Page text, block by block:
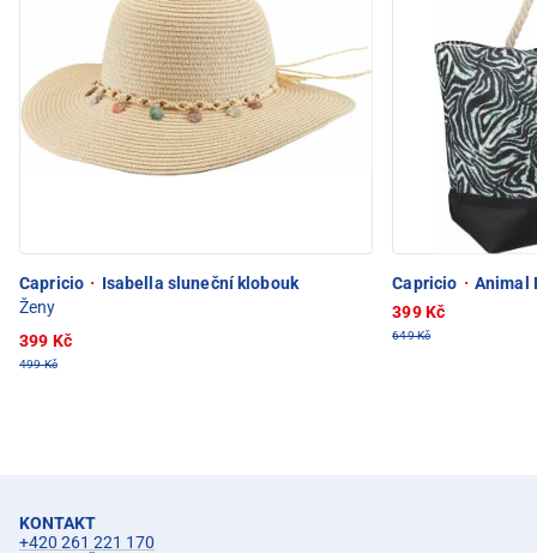
Capricio · Isabella sluneční klobouk
Ženy
399 Kč
499 Kč
Capricio · Animal
399 Kč
649 Kč
KONTAKT
+420 261 221 170